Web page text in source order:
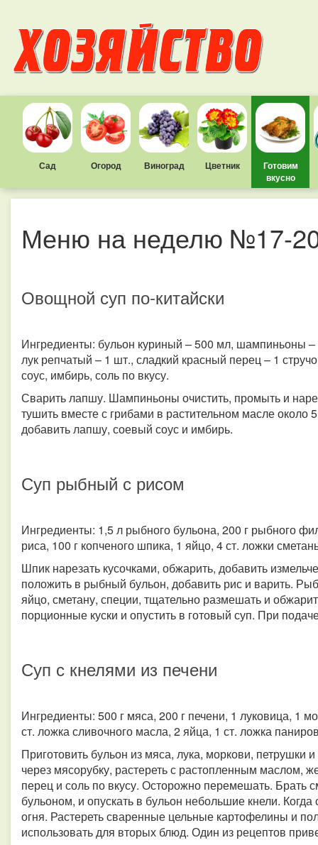
Сад Огород Виноград Цветник
Готовим
вкусно
Меню на неделю №17-
Овощной суп по-китайски
Ингредиенты: бульон куриный – 500 мл, шампиньоны –
лук репчатый – 1 шт., сладкий красный перец – 1
соус, имбирь, соль по вкусу.
Сварить лапшу. Шампиньоны очистить, промыть и
тушить вместе с грибами в растительном масле около
добавить лапшу, соевый соус и имбирь.
Суп рыбный с рисом
Ингредиенты: 1,5 л рыбного бульона, 200 г рыбного
риса, 100 г копченого шпика, 1 яйцо, 4 ст. ложки
Шпик нарезать кусочками, обжарить, добавить
положить в рыбный бульон, добавить рис и варить.
яйцо, сметану, специи, тщательно размешать и
порционные куски и опустить в готовый суп. При
Суп с кнелями из печени
Ингредиенты: 500 г мяса, 200 г печени, 1 луковица, 1
ст. ложка сливочного масла, 2 яйца, 1 ст. ложка
Приготовить бульон из мяса, лука, моркови, петрушки
через мясорубку, растереть с растопленным маслом,
перец и соль по вкусу. Осторожно перемешать. Брать
бульоном, и опускать в бульон небольшие кнели.
огня. Растереть сваренные цельные картофелины и
использовать для вторых блюд. Один из рецептов